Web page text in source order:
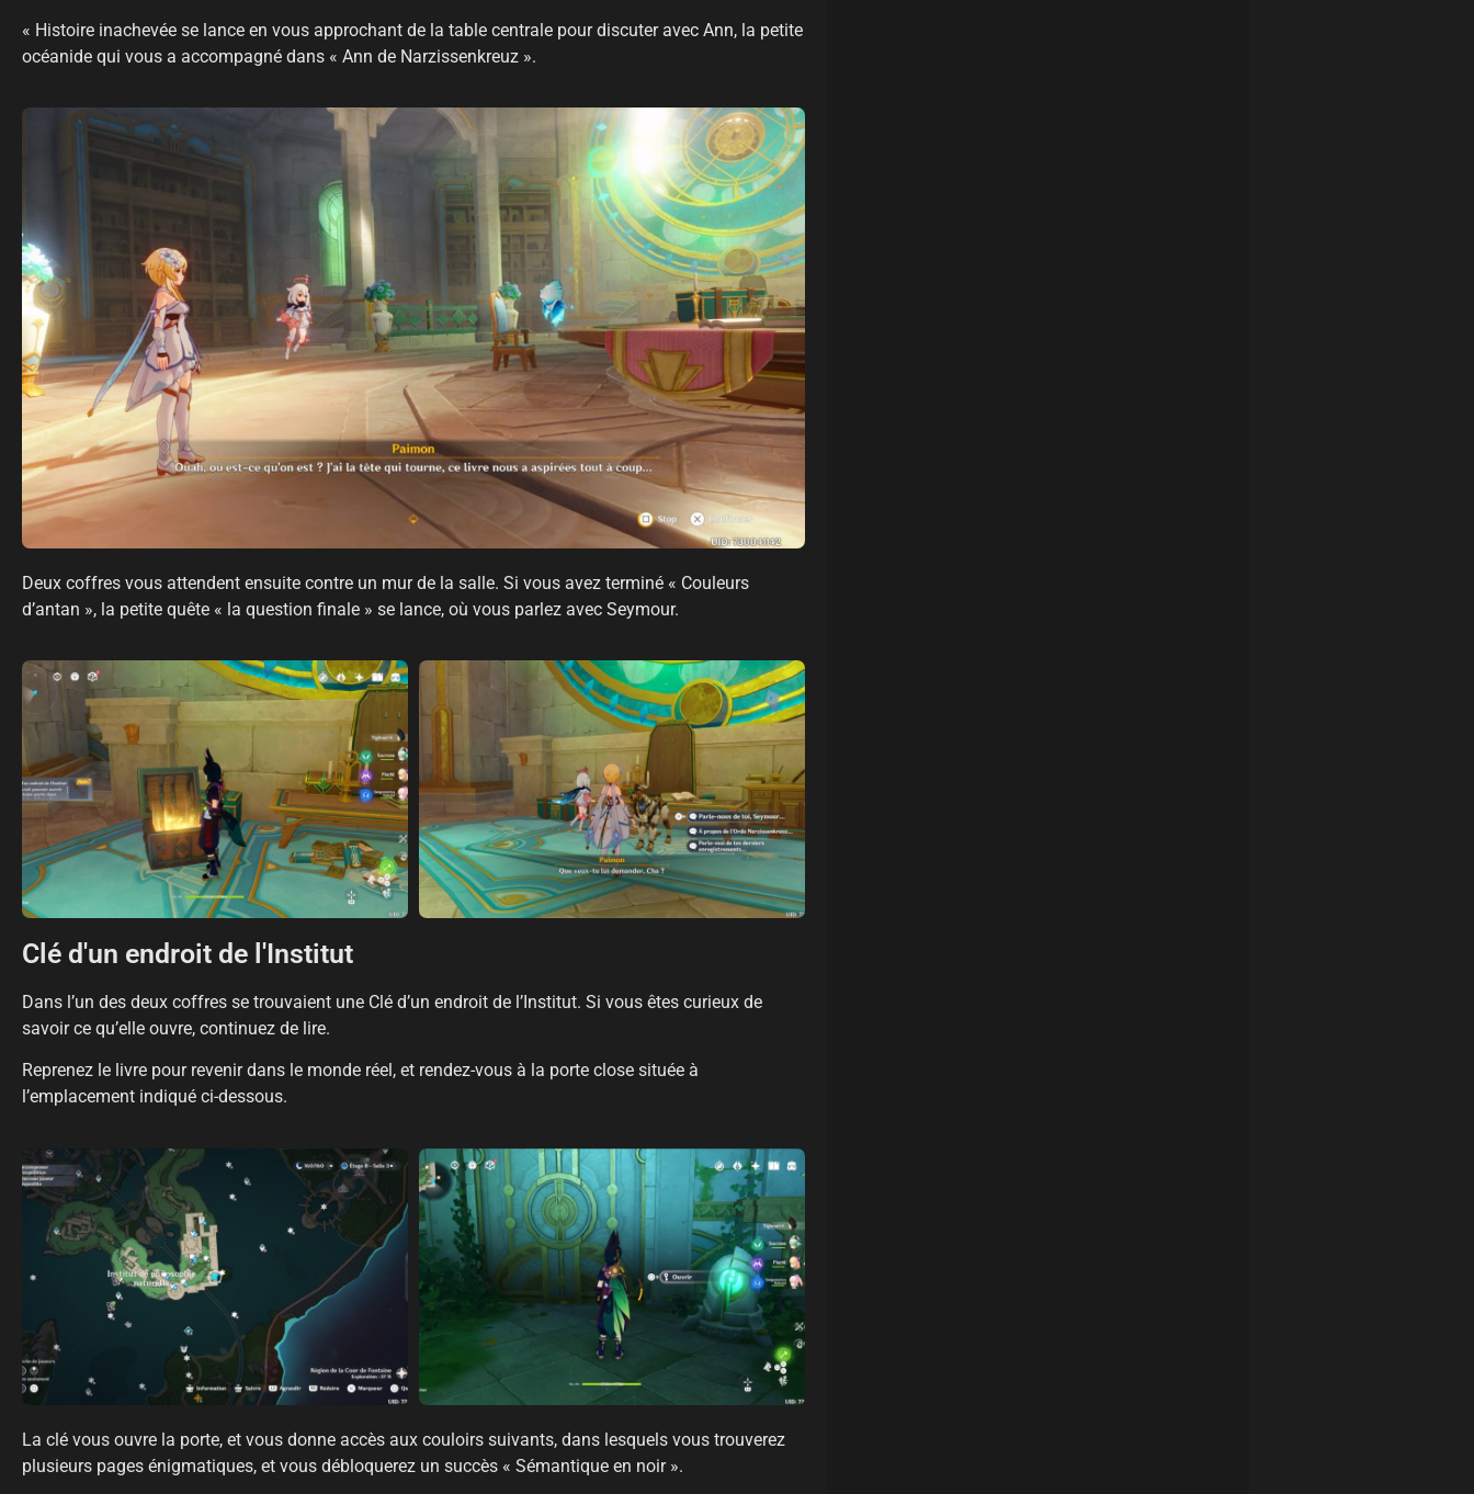
« Histoire inachevée se lance en vous approchant de la table centrale pour discuter avec Ann, la petite
océanide qui vous a accompagné dans « Ann de Narzissenkreuz ».
Deux coffres vous attendent ensuite contre un mur de la salle. Si vous avez terminé « Couleurs
d’antan », la petite quête « la question finale » se lance, où vous parlez avec Seymour.
Clé d'un endroit de l'Institut
Dans l’un des deux coffres se trouvaient une Clé d’un endroit de l’Institut. Si vous êtes curieux de
savoir ce qu’elle ouvre, continuez de lire.
Reprenez le livre pour revenir dans le monde réel, et rendez-vous à la porte close située à
l’emplacement indiqué ci-dessous.
La clé vous ouvre la porte, et vous donne accès aux couloirs suivants, dans lesquels vous trouverez
plusieurs pages énigmatiques, et vous débloquerez un succès « Sémantique en noir ».